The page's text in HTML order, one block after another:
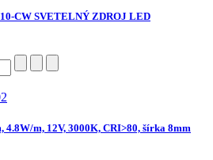
CW SVETELNÝ ZDROJ LED
4.8W/m, 12V, 3000K, CRI>80, šírka 8mm